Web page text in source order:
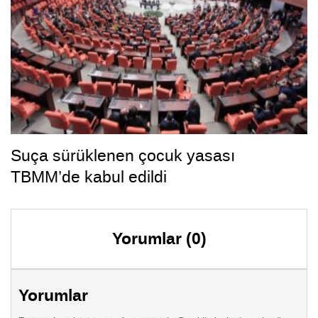
Suça sürüklenen çocuk yasası
TBMM’de kabul edildi
Yorumlar (0)
Yorumlar